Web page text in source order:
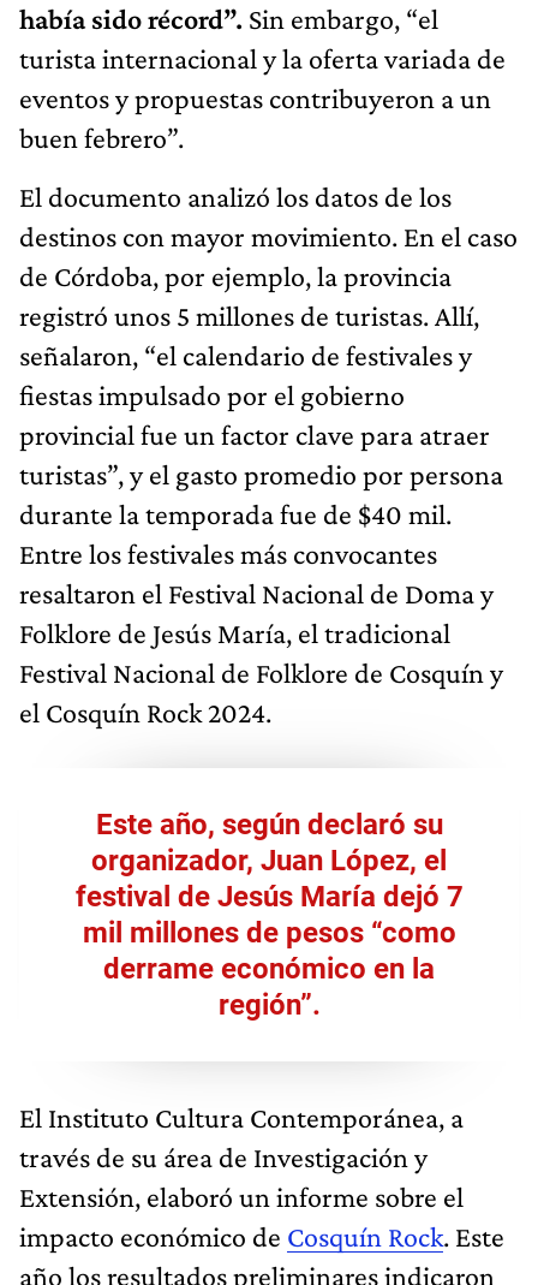
había sido récord”. Sin embargo, “el
turista internacional y la oferta variada de
eventos y propuestas contribuyeron a un
buen febrero”.
El documento analizó los datos de los
destinos con mayor movimiento. En el caso
de Córdoba, por ejemplo, la provincia
registró unos 5 millones de turistas. Allí,
señalaron, “el calendario de festivales y
fiestas impulsado por el gobierno
provincial fue un factor clave para atraer
turistas”, y el gasto promedio por persona
durante la temporada fue de $40 mil.
Entre los festivales más convocantes
resaltaron el Festival Nacional de Doma y
Folklore de Jesús María, el tradicional
Festival Nacional de Folklore de Cosquín y
el Cosquín Rock 2024.
Este año, según declaró su
organizador, Juan López, el
festival de Jesús María dejó 7
mil millones de pesos “como
derrame económico en la
región”.
El Instituto Cultura Contemporánea, a
través de su área de Investigación y
Extensión, elaboró un informe sobre el
impacto económico de Cosquín Rock. Este
año los resultados preliminares indicaron